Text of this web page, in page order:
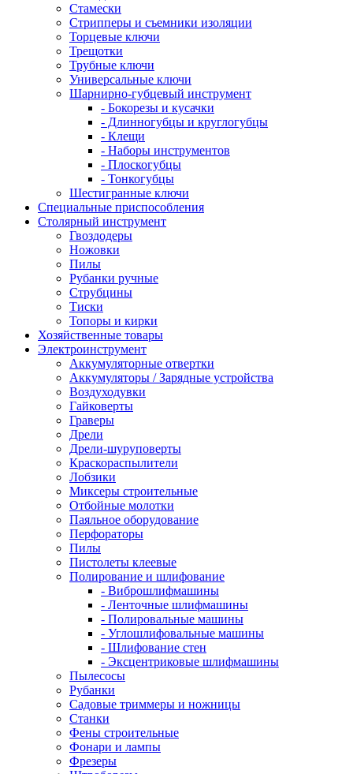
Стамески
Стрипперы и съемники изоляции
Торцевые ключи
Трещотки
Трубные ключи
Универсальные ключи
Шарнирно-губцевый инструмент
- Бокорезы и кусачки
- Длинногубцы и круглогубцы
- Клещи
- Наборы инструментов
- Плоскогубцы
- Тонкогубцы
Шестигранные ключи
Специальные приспособления
Столярный инструмент
Гвоздодеры
Ножовки
Пилы
Рубанки ручные
Струбцины
Тиски
Топоры и кирки
Хозяйственные товары
Электроинструмент
Аккумуляторные отвертки
Аккумуляторы / Зарядные устройства
Воздуходувки
Гайковерты
Граверы
Дрели
Дрели-шуруповерты
Краскораспылители
Лобзики
Миксеры строительные
Отбойные молотки
Паяльное оборудование
Перфораторы
Пилы
Пистолеты клеевые
Полирование и шлифование
- Виброшлифмашины
- Ленточные шлифмашины
- Полировальные машины
- Углошлифовальные машины
- Шлифование стен
- Эксцентриковые шлифмашины
Пылесосы
Рубанки
Садовые триммеры и ножницы
Станки
Фены строительные
Фонари и лампы
Фрезеры